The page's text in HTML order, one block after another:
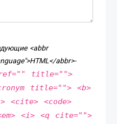
<abbr
abbr>-
title="">
title=""> <b>
<cite> <code>
<i> <q cite="">